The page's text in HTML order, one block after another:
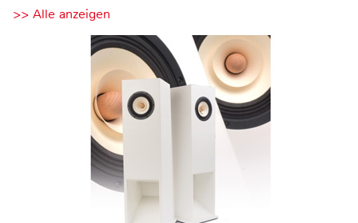
>> Alle anzeigen